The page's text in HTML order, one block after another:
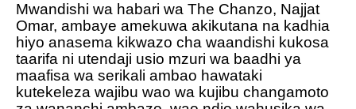
Mwandishi wa habari wa The Chanzo, Najjat
Omar, ambaye amekuwa akikutana na kadhia
hiyo anasema kikwazo cha waandishi kukosa
taarifa ni utendaji usio mzuri wa baadhi ya
maafisa wa serikali ambao hawataki
kutekeleza wajibu wao wa kujibu changamoto